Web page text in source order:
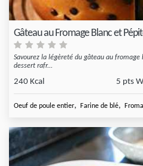
Gâteau au Fromage Blanc et
Savourez la légèreté du gâteau au
dessert rafr...
240 Kcal 5 pts
Oeuf de poule entier, Farine de blé,